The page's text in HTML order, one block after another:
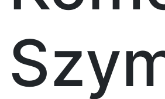
Fotele
Fotele
skandynawskie